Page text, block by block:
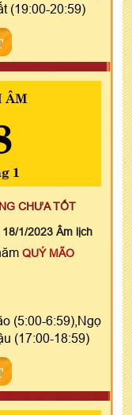
(19:00-20:59)
ÂM
1
CHƯA TỐT
18/1/2023 Âm lịch
QUÝ MÃO
(5:00-6:59),Ngọ
(17:00-18:59)